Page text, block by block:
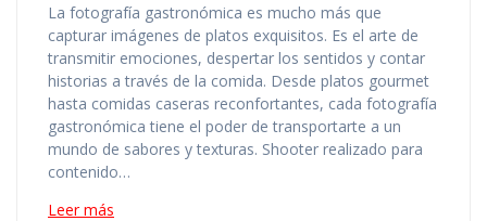
La fotografía gastronómica es mucho más que
capturar imágenes de platos exquisitos. Es el arte de
transmitir emociones, despertar los sentidos y contar
historias a través de la comida. Desde platos gourmet
hasta comidas caseras reconfortantes, cada fotografía
gastronómica tiene el poder de transportarte a un
mundo de sabores y texturas. Shooter realizado para
contenido…
Leer más